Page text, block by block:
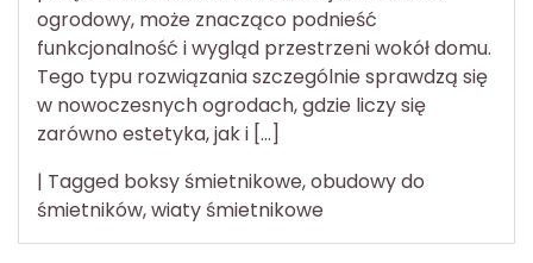
ogrodowy, może znacząco podnieść
funkcjonalność i wygląd przestrzeni wokół domu.
Tego typu rozwiązania szczególnie sprawdzą się
w nowoczesnych ogrodach, gdzie liczy się
zarówno estetyka, jak i […]
| Tagged boksy śmietnikowe,obudowy do
śmietników,wiaty śmietnikowe